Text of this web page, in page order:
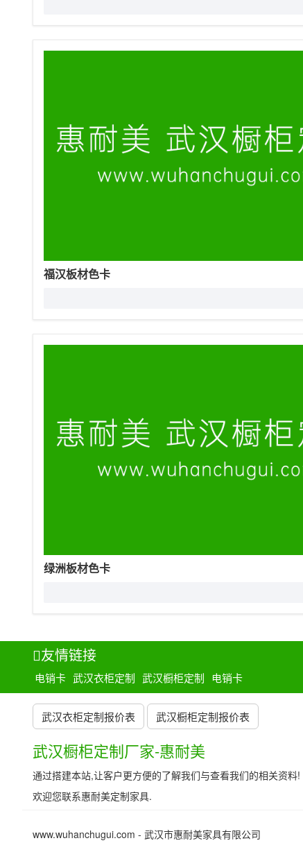
福汉板材色卡
绿洲板材色卡
友情链接
电销卡 武汉衣柜定制 武汉橱柜定制 电销卡
武汉衣柜定制报价表 武汉橱柜定制报价表
武汉橱柜定制厂家-惠耐美
通过搭建本站,让客户更方便的了解我们与查看我们的相关资料!
欢迎您联系惠耐美定制家具.
www.wuhanchugui.com - 武汉市惠耐美家具有限公司